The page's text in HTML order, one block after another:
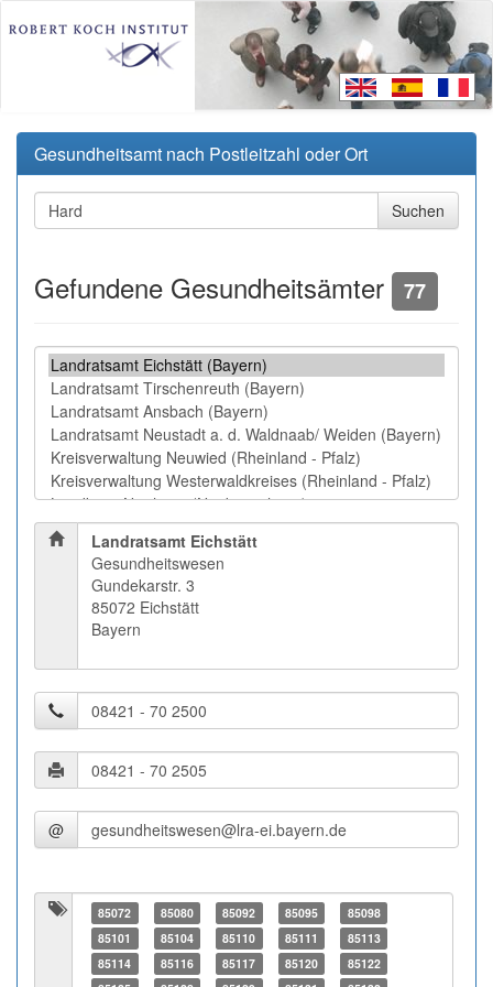
Gesundheitsamt nach Postleitzahl oder Ort
Gefundene Gesundheitsämter 77
Landratsamt Eichstätt
Gesundheitswesen
Gundekarstr. 3
85072 Eichstätt
Bayern
@
85072 85080 85092 85095
85098
85101
85104 85110 85111
85113
85114
85116 85117 85120
85122